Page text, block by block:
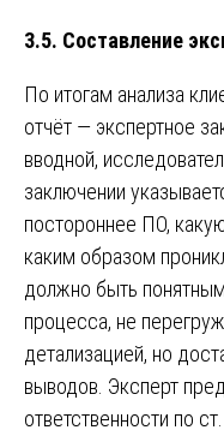
3.5. Составление
По итогам анализа
отчёт — экспертное
вводной,
заключении
постороннее ПО,
каким образом
должно быть
процесса, не
детализацией, но
выводов. Эксперт
ответственности по